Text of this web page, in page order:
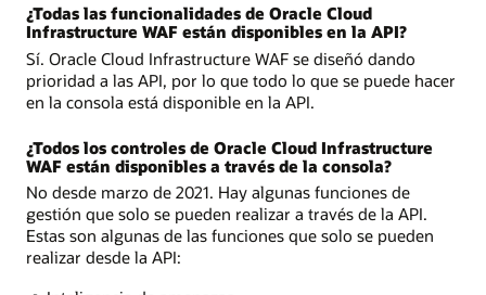
¿Todas las funcionalidades de Oracle Cloud
Infrastructure WAF están disponibles en la API?
Sí. Oracle Cloud Infrastructure WAF se diseñó dando
prioridad a las API, por lo que todo lo que se puede hacer
en la consola está disponible en la API.
¿Todos los controles de Oracle Cloud Infrastructure
WAF están disponibles a través de la consola?
No desde marzo de 2021. Hay algunas funciones de
gestión que solo se pueden realizar a través de la API.
Estas son algunas de las funciones que solo se pueden
realizar desde la API: